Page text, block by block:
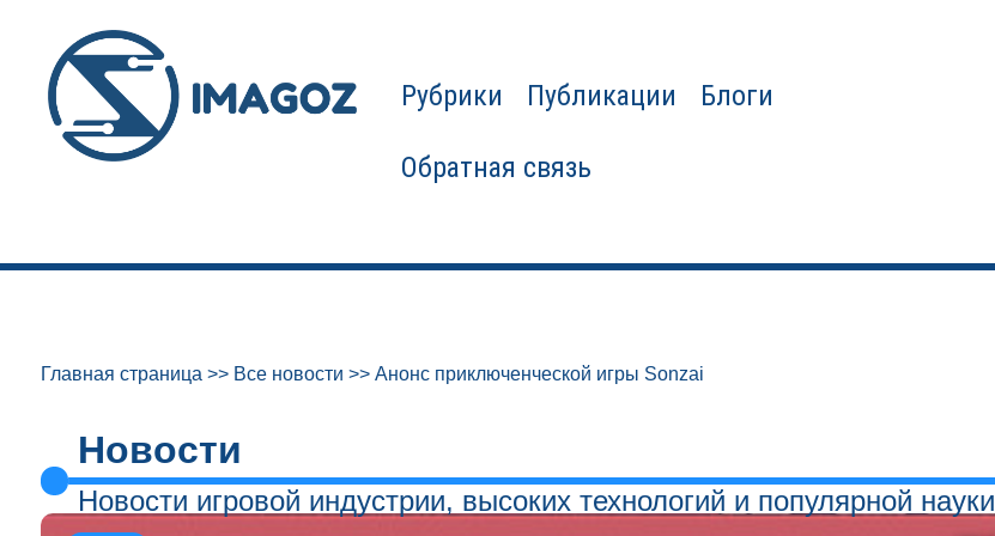
Рубрики Публикации Блоги
Обратная связь
Главная страница >> Все новости >> Анонс приключенческой игры Sonzai
Новости
Новости игровой индустрии, высоких технологий и популярной науки